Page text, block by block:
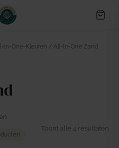
In-One-Kleuren / All-In-One Zand
Toont alle 4 resultaten